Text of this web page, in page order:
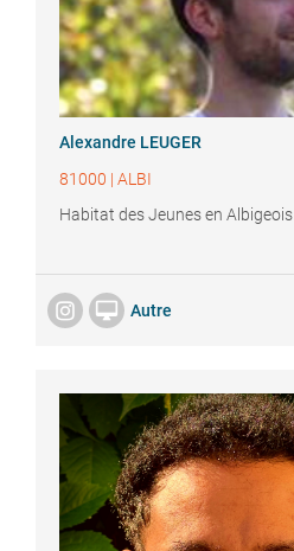
Alexandre LEUGER
81000 | ALBI
Habitat des Jeunes en Albigeois
 Autre